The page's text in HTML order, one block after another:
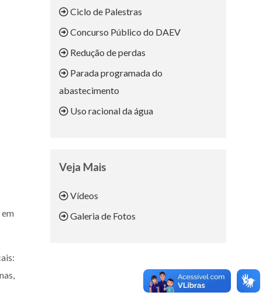
Ciclo de Palestras
Concurso Público do DAEV
Redução de perdas
Parada programada do
abastecimento
Uso racional da água
Veja Mais
Vídeos
Galeria de Fotos